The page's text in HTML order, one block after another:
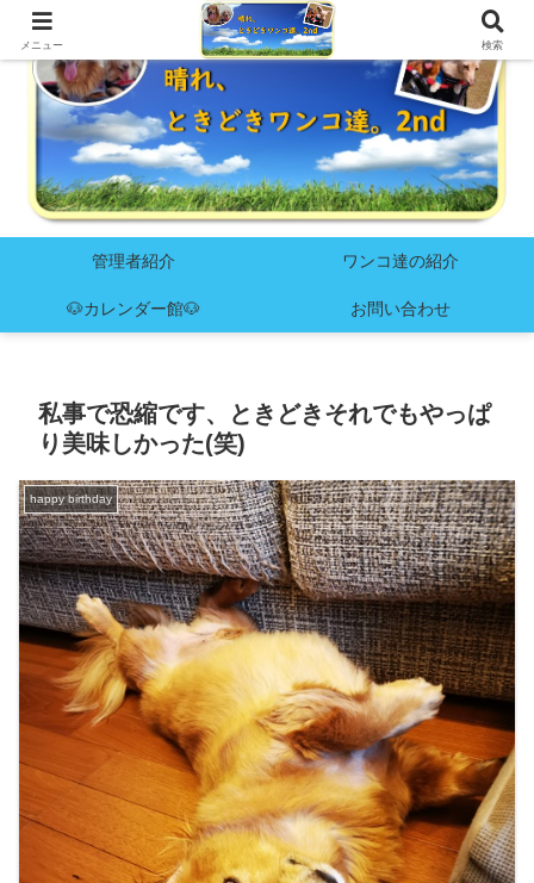
管理者紹介 ワンコ達の紹介
🐶カレンダー館🐶 お問い合わせ
私事で恐縮です、ときどきそれでもやっぱ
り美味しかった(笑)
happy birthday
メニュー 検索